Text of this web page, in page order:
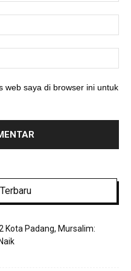
web saya di browser ini untuk
Kota Padang, Mursalim: